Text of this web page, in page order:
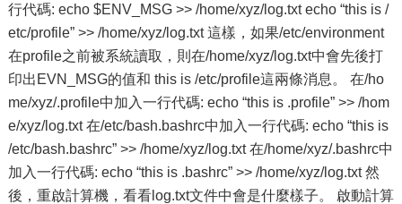
行代碼: echo $ENV_MSG >> /home/xyz/log.txt echo “this is /
etc/profile” >> /home/xyz/log.txt 這樣，如果/etc/environment
在profile之前被系統讀取，則在/home/xyz/log.txt中會先後打
印出EVN_MSG的值和 this is /etc/profile這兩條消息。 在/ho
me/xyz/.profile中加入一行代碼: echo “this is .profile” >> /hom
e/xyz/log.txt 在/etc/bash.bashrc中加入一行代碼: echo “this is
/etc/bash.bashrc” >> /home/xyz/log.txt 在/home/xyz/.bashrc中
加入一行代碼: echo “this is .bashrc” >> /home/xyz/log.txt 然
後，重啟計算機，看看log.txt文件中會是什麼樣子。 啟動計算